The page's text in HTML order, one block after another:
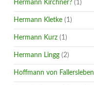
Hermann Kirchner? (1)
Hermann Kletke (1)
Hermann Kurz (1)
Hermann Lingg (2)
Hoffmann von Fallersleben